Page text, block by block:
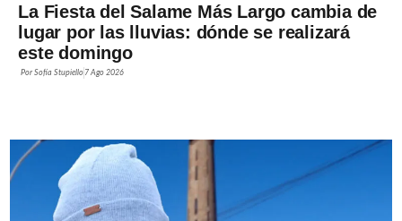
La Fiesta del Salame Más Largo cambia de
lugar por las lluvias: dónde se realizará
este domingo
PorSofía Stupiello 7 Ago 2026